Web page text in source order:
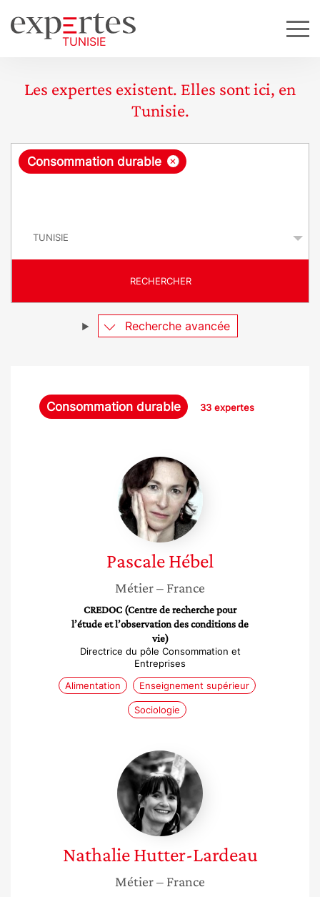
Les expertes existent. Elles sont ici, en
Tunisie.
R
ê
e
×
Consommation durable
RECHERCHER
Recherche avancée
Consommation durable 33 expertes
Pascale
Hébel
PascaleHébel
Métier– France
CREDOC (Centre de recherche pour
l’étude et l’observation des conditions de
vie)
Directrice du pôle Consommation et
Entreprises
Alimentation
Enseignement supérieur
Sociologie
Nathalie
Hutter-
Lardeau
Nathalie Hutter-Lardeau
Métier– France